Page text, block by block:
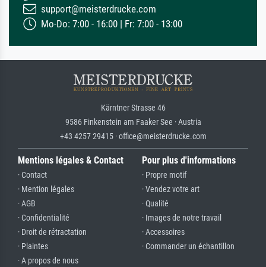
support@meisterdrucke.com
Mo-Do: 7:00 - 16:00 | Fr: 7:00 - 13:00
Kärntner Strasse 46
9586 Finkenstein am Faaker See · Austria
+43 4257 29415 · office@meisterdrucke.com
Mentions légales & Contact
· Contact
· Mention légales
· AGB
· Confidentialité
· Droit de rétractation
· Plaintes
· A propos de nous
Pour plus d'informations
· Propre motif
· Vendez votre art
· Qualité
· Images de notre travail
· Accessoires
· Commander un échantillon